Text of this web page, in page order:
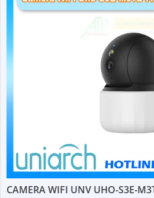
CAMERA WIFI UNV UHO-S3E-